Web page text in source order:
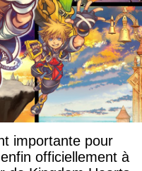
importante pour
officiellement à